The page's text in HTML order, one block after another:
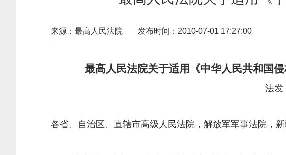
来源：最高人民法院 发布时间：2010-07-01 17:27:00
最高人民法院关于适用《中华人民共和国侵
法发〔2010〕
各省、自治区、直辖市高级人民法院，解放军军事法院，